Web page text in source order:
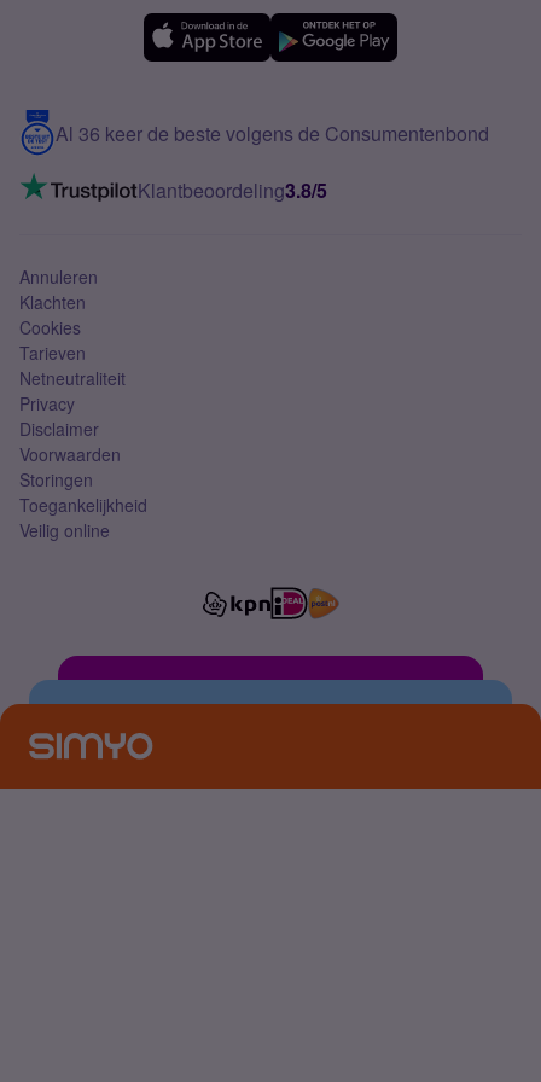
Meerdere nummers
5G internet
Mobiel internet
Mobiel abonnement
Contact
VoLTE 4G bellen
Al 36 keer de beste volgens de Consumentenbond
Klantbeoordeling3.8/5
Annuleren
Klachten
Cookies
Tarieven
Netneutraliteit
Privacy
Disclaimer
Voorwaarden
Storingen
Toegankelijkheid
Veilig online